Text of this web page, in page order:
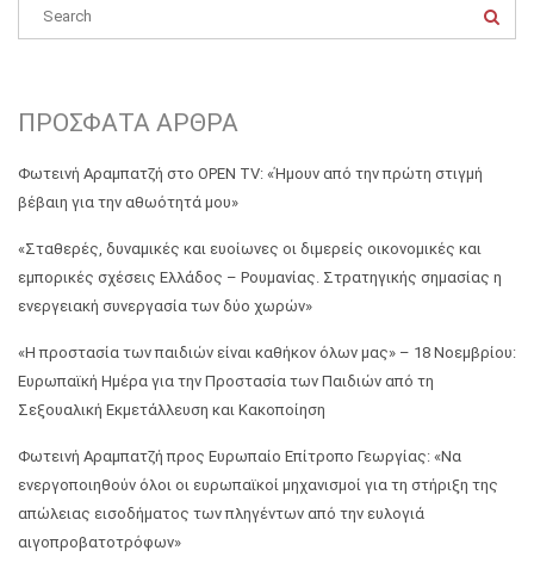
ΠΡΌΣΦΑΤΑ ΆΡΘΡΑ
Φωτεινή Αραμπατζή στο OPEN TV: «Ήμουν από την πρώτη στιγμή
βέβαιη για την αθωότητά μου»
«Σταθερές, δυναμικές και ευοίωνες οι διμερείς οικονομικές και
εμπορικές σχέσεις Ελλάδος – Ρουμανίας. Στρατηγικής σημασίας η
ενεργειακή συνεργασία των δύο χωρών»
«Η προστασία των παιδιών είναι καθήκον όλων μας» – 18 Νοεμβρίου:
Ευρωπαϊκή Ημέρα για την Προστασία των Παιδιών από τη
Σεξουαλική Εκμετάλλευση και Κακοποίηση
Φωτεινή Αραμπατζή προς Ευρωπαίο Επίτροπο Γεωργίας: «Να
ενεργοποιηθούν όλοι οι ευρωπαϊκοί μηχανισμοί για τη στήριξη της
απώλειας εισοδήματος των πληγέντων από την ευλογιά
αιγοπροβατοτρόφων»